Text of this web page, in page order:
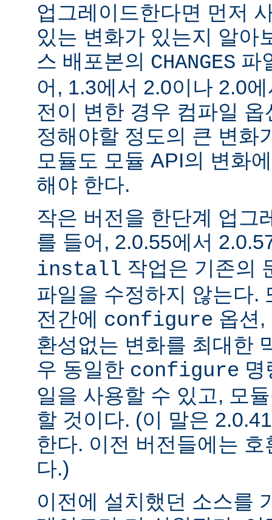
업그레이드한다면 먼저
있는 변화가 있는지 알아
스 배포본의 CHANGES 파
어, 1.3에서 2.0이나 2.0
전이 변한 경우 컴파일
정해야할 정도의 큰 변화
모듈도 모듈 API의 변화
해야 한다.
작은 버전을 한단계 업그
를 들어, 2.0.55에서
install 작업은 기존의
파일을 수정하지 않는다.
전간에 configure 옵션,
환성없는 변화를 최대한
우 동일한 configure 명
일을 사용할 수 있고, 모
할 것이다. (이 말은
한다. 이전 버전들에는
다.)
이전에 설치했던 소스를